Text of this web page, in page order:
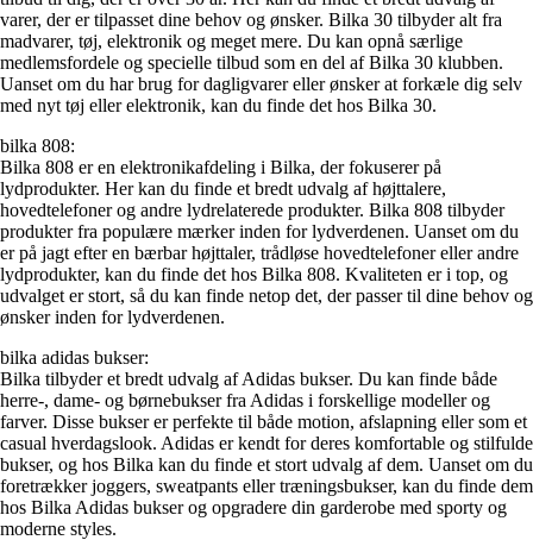
varer, der er tilpasset dine behov og ønsker. Bilka 30 tilbyder alt fra
madvarer, tøj, elektronik og meget mere. Du kan opnå særlige
medlemsfordele og specielle tilbud som en del af Bilka 30 klubben.
Uanset om du har brug for dagligvarer eller ønsker at forkæle dig selv
med nyt tøj eller elektronik, kan du finde det hos Bilka 30.
bilka 808:
Bilka 808 er en elektronikafdeling i Bilka, der fokuserer på
lydprodukter. Her kan du finde et bredt udvalg af højttalere,
hovedtelefoner og andre lydrelaterede produkter. Bilka 808 tilbyder
produkter fra populære mærker inden for lydverdenen. Uanset om du
er på jagt efter en bærbar højttaler, trådløse hovedtelefoner eller andre
lydprodukter, kan du finde det hos Bilka 808. Kvaliteten er i top, og
udvalget er stort, så du kan finde netop det, der passer til dine behov og
ønsker inden for lydverdenen.
bilka adidas bukser:
Bilka tilbyder et bredt udvalg af Adidas bukser. Du kan finde både
herre-, dame- og børnebukser fra Adidas i forskellige modeller og
farver. Disse bukser er perfekte til både motion, afslapning eller som et
casual hverdagslook. Adidas er kendt for deres komfortable og stilfulde
bukser, og hos Bilka kan du finde et stort udvalg af dem. Uanset om du
foretrækker joggers, sweatpants eller træningsbukser, kan du finde dem
hos Bilka Adidas bukser og opgradere din garderobe med sporty og
moderne styles.